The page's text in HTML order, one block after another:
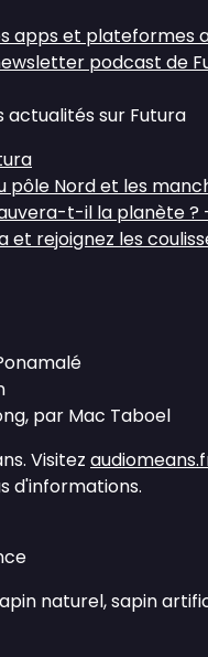
apps et plateformes
podcast de
actualités sur Futura
pôle Nord et les
t-il la planète ?
et rejoignez les
par Mac Taboel
Visitez
d'informations.
naturel, sapin